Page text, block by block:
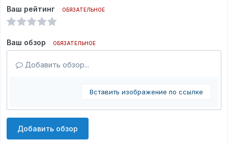
Ваш рейтинг ОБЯЗАТЕЛЬНОЕ
Ваш обзор ОБЯЗАТЕЛЬНОЕ
Добавить обзор...
Вставить изображение по ссылке
Добавить обзор